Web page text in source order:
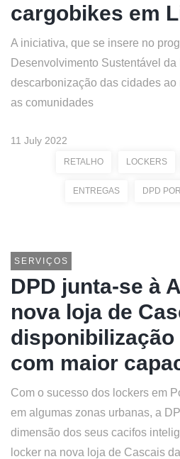
cargobikes em
A iniciativa, que se insere no
Desenvolvimento Sustentável
descarbonização das cidades
as comunidades
11 July 2022
RETALHO LOCKERS
ENTREGAS DPD
SERVIÇOS
DPD junta-se à
nova loja de
com maior
Com o sucesso dos lockers em
em algumas zonas urbanas, a
dimensão dos seus cacifos
locker na nova loja de Cascais